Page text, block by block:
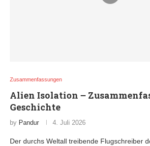
Zusammenfassungen
Alien Isolation –
Geschichte
by Pandur 4. Juli 2026
Der durchs Weltall treibende Flugschreiber